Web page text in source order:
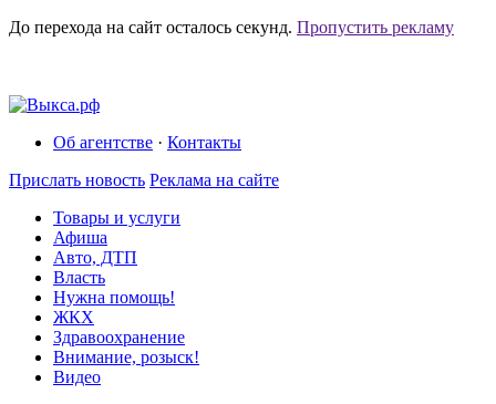
До перехода на сайт осталось секунд. Пропустить рекламу
Об агентстве · Контакты
Прислать новость Реклама на сайте
Товары и услуги
Афиша
Авто, ДТП
Власть
Нужна помощь!
ЖКХ
Здравоохранение
Внимание, розыск!
Видео